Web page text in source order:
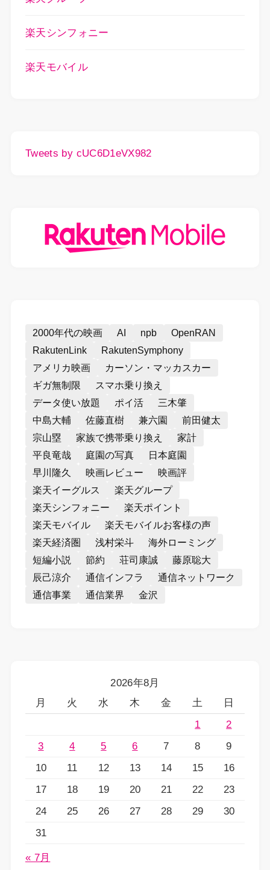
楽天シンフォニー
楽天モバイル
Tweets by cUC6D1eVX982
2000年代の映画 AI npb
OpenRAN
RakutenLink
RakutenSymphony
アメリカ映画
カーソン・マッカスカー
ギガ無制限
スマホ乗り換え
データ使い放題
ポイ活
三木肇
中島大輔
佐藤直樹 兼六園
前田健太
宗山塁
家族で携帯乗り換え
家計
平良竜哉
庭園の写真
日本庭園
早川隆久
映画レビュー
映画評
楽天イーグルス
楽天グループ
楽天シンフォニー
楽天ポイント
楽天モバイル
楽天モバイルお客様の声
楽天経済圏
浅村栄斗
海外ローミング
短編小説
節約 荘司康誠
藤原聡大
辰己涼介
通信インフラ
通信ネットワーク
通信事業
通信業界 金沢
2026年8月
月
火 水 木 金 土
日
1
2
3
4 5 6 7 8
9
10
11 12 13 14 15
16
17
18 19 20 21 22
23
24
25 26 27 28 29
30
31
« 7月